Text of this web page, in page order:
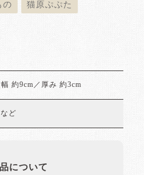
の 猫原ぷぷた
約9cm／厚み 約3cm
ど
について